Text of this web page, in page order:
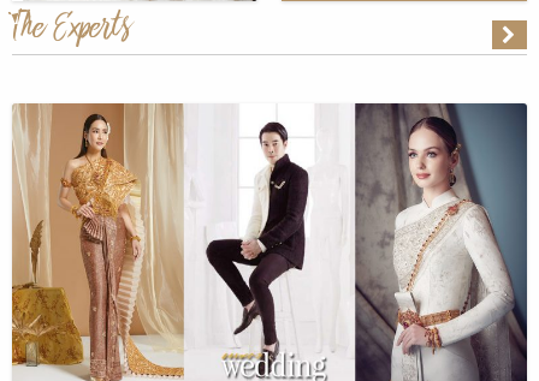
The Experts